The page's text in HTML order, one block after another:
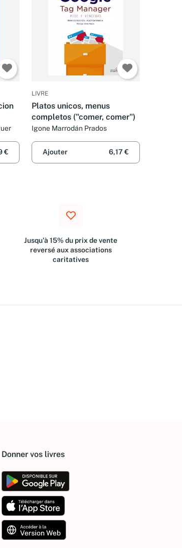
€
LIVRE
Platos unicos, menus
completos ("comer, comer")
Igone Marrodán Prados
Ajouter 6,17 €
Jusqu'à 15% du prix de vente
reversé aux associations
caritatives
Donner vos livres